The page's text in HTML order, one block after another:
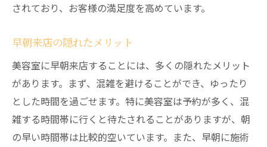
されており、お客様の満足度を高めています。
早朝来店の隠れたメリット
美容室に早朝来店することには、多くの隠れたメリット
があります。まず、混雑を避けることができ、ゆったり
とした時間を過ごせます。特に美容室は予約が多く、混
雑する時間帯に行くと待たされることがありますが、朝
の早い時間帯は比較的空いています。また、早朝に施術